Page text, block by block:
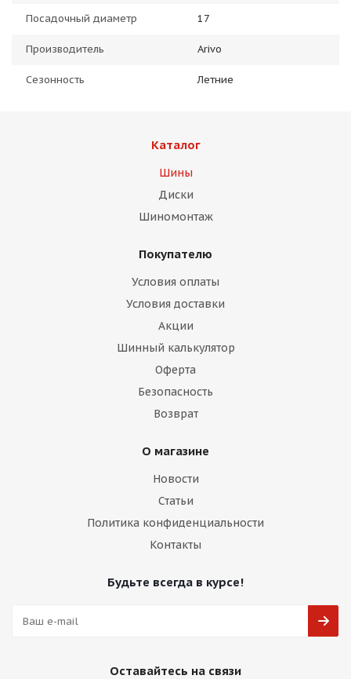
Посадочный диаметр 17
Производитель Arivo
Сезонность Летние
Каталог
Шины
Диски
Шиномонтаж
Покупателю
Условия оплаты
Условия доставки
Акции
Шинный калькулятор
Оферта
Безопасность
Возврат
О магазине
Новости
Статьи
Политика конфиденциальности
Контакты
Будьте всегда в курсе!
Оставайтесь на связи